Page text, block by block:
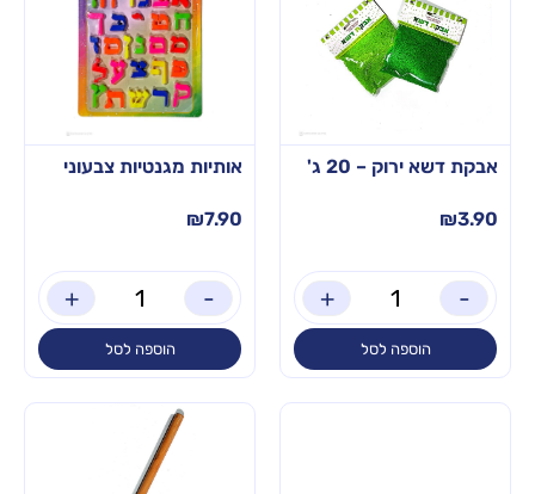
אבקת דשא ירוק – 20 ג'
₪3.90
-
+
הוספה לסל
אותיות מגנטיות צבעוני
₪7.90
-
+
הוספה לסל